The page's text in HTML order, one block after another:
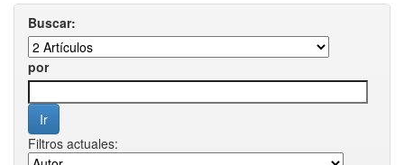
Buscar:
por
Filtros actuales: